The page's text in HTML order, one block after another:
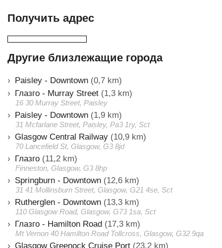
Получить адрес
Другие близлежащие города
Paisley - Downtown (0,7 km)
Глазго - Murray Street (1,3 km)
16 30 Murray Street, Paisley
Paisley - Downtown (1,9 km)
31 Mcfarlane Street, Paisley, Pa3 1ry, Sct
Glasgow Central Railway (10,9 km)
70 Lancefield St, Glasgow, G3 8jd
Глазго (11,2 km)
Finneston, Glasgow, G3 8hp
Springburn - Downtown (12,6 km)
31 41 Mollinsburn Street, Glasgow, G21 4se, Sct
Rutherglen - Downtown (13,3 km)
110 Glasgow Road, Glasgow, G73 1sa, Sct
Глазго - Hamilton Road (17,3 km)
Mt Vernon 40 Hamilton Road Tollcross, Glasgow, G32 9qa
Glasgow Greenock Cruise Port (23,2 km)